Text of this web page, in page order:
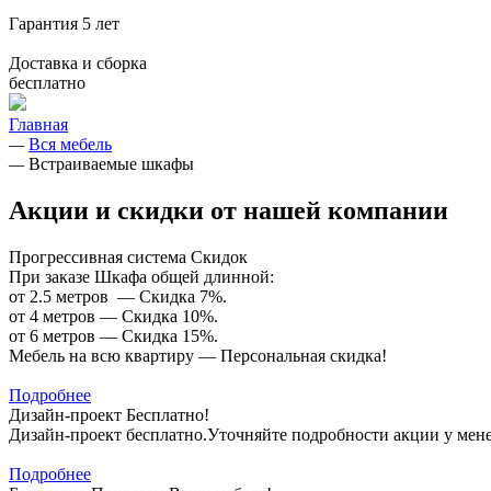
Гарантия 5 лет
Доставка и сборка
бесплатно
Главная
— Вся мебель
— Встраиваемые шкафы
Акции и скидки от нашей компании
Прогрессивная система Скидок
При заказе Шкафа общей длинной:
от 2.5 метров — Скидка 7%.
от 4 метров — Скидка 10%.
от 6 метров — Скидка 15%.
Мебель на всю квартиру — Персональная скидка!
Подробнее
Дизайн-проект Бесплатно!
Дизайн-проект бесплатно.Уточняйте подробности акции у
Подробнее